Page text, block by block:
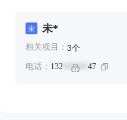
未 未*
相关项目： 3个
电话： 132 ****** 47